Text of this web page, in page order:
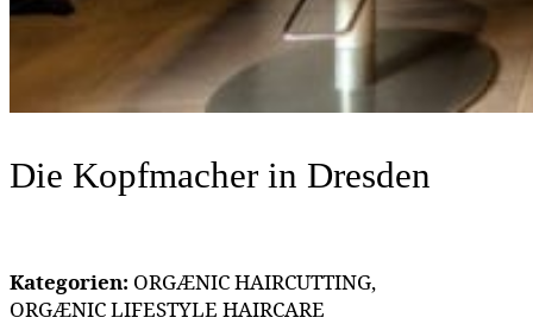
Die Kopfmacher in Dresden
Kategorien: ORGÆNIC HAIRCUTTING,
ORGÆNIC LIFESTYLE HAIRCARE